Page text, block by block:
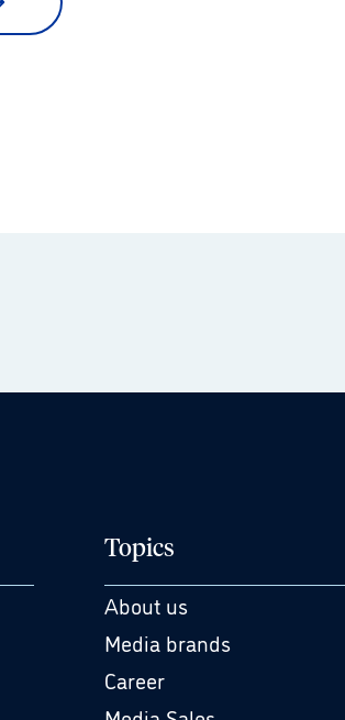
Topics
About us
Media brands
Career